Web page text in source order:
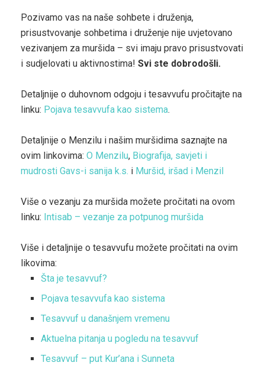
Pozivamo vas na naše sohbete i druženja,
prisustvovanje sohbetima i druženje nije uvjetovano
vezivanjem za muršida – svi imaju pravo prisustvovati
i sudjelovati u aktivnostima! Svi ste dobrodošli.
Detaljnije o duhovnom odgoju i tesavvufu pročitajte na
linku: Pojava tesavvufa kao sistema.
Detaljnije o Menzilu i našim muršidima saznajte na
ovim linkovima: O Menzilu, Biografija, savjeti i
mudrosti Gavs-i sanija k.s. i Muršid, iršad i Menzil
Više o vezanju za muršida možete pročitati na ovom
linku: Intisab – vezanje za potpunog muršida
Više i detaljnije o tesavvufu možete pročitati na ovim
likovima:
Šta je tesavvuf?
Pojava tesavvufa kao sistema
Tesavvuf u današnjem vremenu
Aktuelna pitanja u pogledu na tesavvuf
Tesavvuf – put Kur’ana i Sunneta